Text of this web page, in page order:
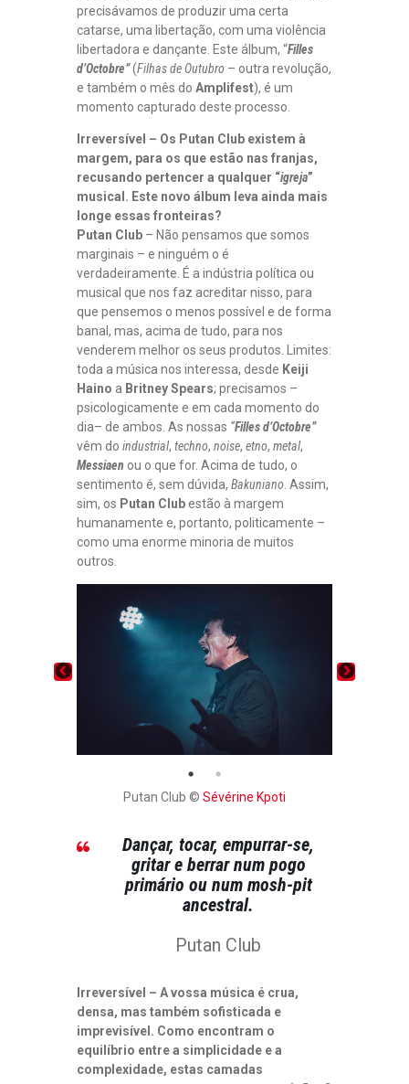
precisávamos de produzir uma certa
catarse, uma libertação, com uma violência
libertadora e dançante. Este álbum, “Filles
d’Octobre”(Filhas de Outubro – outra revolução,
e também o mês do Amplifest), é um
momento capturado deste processo.
Irreversível – Os Putan Club existem à
margem, para os que estão nas franjas,
recusando pertencer a qualquer “igreja”
musical. Este novo álbum leva ainda mais
longe essas fronteiras?
Putan Club – Não pensamos que somos
marginais – e ninguém o é
verdadeiramente. É a indústria política ou
musical que nos faz acreditar nisso, para
que pensemos o menos possível e de forma
banal, mas, acima de tudo, para nos
venderem melhor os seus produtos. Limites:
toda a música nos interessa, desde Keiji
Haino a Britney Spears; precisamos –
psicologicamente e em cada momento do
dia– de ambos. As nossas “Filles d’Octobre”
vêm do industrial, techno, noise, etno, metal,
Messiaen ou o que for. Acima de tudo, o
sentimento é, sem dúvida, Bakuniano . Assim,
sim, os Putan Clubestão à margem
humanamente e, portanto, politicamente –
como uma enorme minoria de muitos
outros.
Putan Club © Sévérine Kpoti
Dançar, tocar, empurrar-se,
gritar e berrar num pogo
primário ou num mosh-pit
ancestral.
Putan Club
Irreversível – A vossa música é crua,
densa, mas também sofisticada e
imprevisível. Como encontram o
equilíbrio entre a simplicidade e a
complexidade, estas camadas